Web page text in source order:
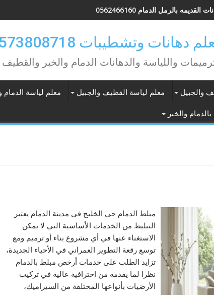
القديمه بالرمل الدمام 0562466160
دهانات وتشطيبات 0573808718
واللياسة والدهانات الدمام والخبر والقطيف
والجبيل معلم لياسة القطيف والجبيل معلم لياسة الدمام
والخبر
مبلط الدمام حي الخليج في مدينة الدمام يعتبر
التبليط من الخدمات الأساسية التي لا يمكن
الاستغناء عنها في أي مشروع بناء أو ترميم ومع
توسع رقعة التطوير العمراني في الأحياء الجديدة،
تزايد الطلب على خدمات أرخص مبلط بالدمام
نظرا لما يقدمه من احترافية عالية في تركيب
الأرضيات بأنواعها المختلفة من السيراميك،